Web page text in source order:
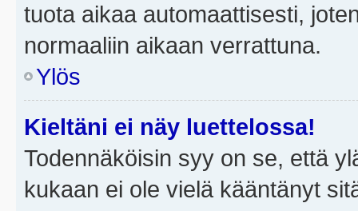
tuota aikaa automaattisesti,
normaaliin aikaan verrattuna.
Ylös
Kieltäni ei näy luettelossa!
Todennäköisin syy on se, että
kukaan ei ole vielä kääntänyt